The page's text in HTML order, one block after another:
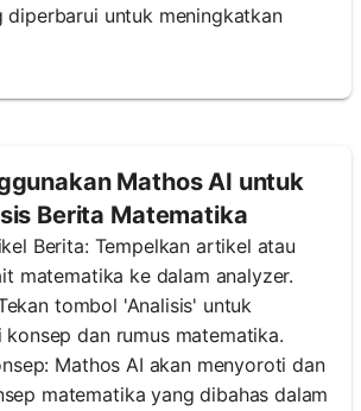
diperbarui untuk meningkatkan
Mathos AI untuk
Berita Matematika
Berita: Tempelkan artikel atau
matematika ke dalam analyzer.
Tekan tombol 'Analisis' untuk
dan rumus matematika.
Mathos AI akan menyoroti dan
matematika yang dibahas dalam